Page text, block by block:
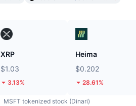
XRP
$1.03
3.13%
Heima
$0.202
28.61%
MSFT tokenized stock (Dinari)